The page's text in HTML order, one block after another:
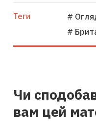
Теги #
#
Чи
вам цей